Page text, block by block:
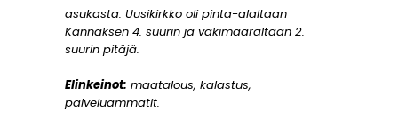
asukasta. Uusikirkko oli pinta-alaltaan
Kannaksen 4. suurin ja väkimäärältään 2.
suurin pitäjä.
Elinkeinot: maatalous, kalastus,
palveluammatit.